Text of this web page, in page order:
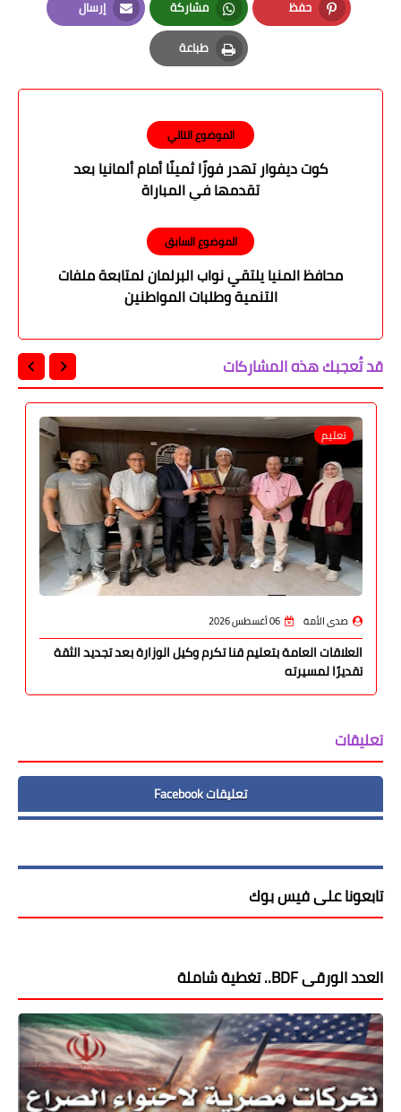
حفظ
Pinterest
مشاركة
Whatsapp
إرسال
Email
طباعة
Print
الموضوع التالي
كوت ديفوار تهدر فوزًا ثمينًا أمام ألمانيا بعد
تقدمها في المباراة
الموضوع السابق
محافظ المنيا يلتقي نواب البرلمان لمتابعة ملفات
التنمية وطلبات المواطنين
قد تُعجبك هذه المشاركات
تعليم
صدى الأمة 06 أغسطس 2026
العلاقات العامة بتعليم قنا تكرم وكيل الوزارة بعد تجديد الثقة
تقديرًا لمسيرته
تعليقات
تعليقات Facebook
تابعونا على فيس بوك
العدد الورقى BDF.. تغطية شاملة